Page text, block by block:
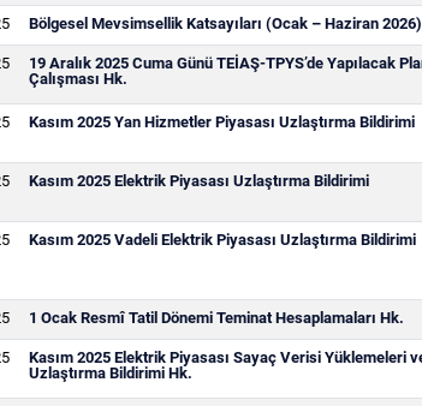
Bölgesel Mevsimsellik Katsayıları (Ocak – Haziran 2026)
19 Aralık 2025 Cuma Günü TEİAŞ-TPYS’de Yapılacak
Çalışması Hk.
Kasım 2025 Yan Hizmetler Piyasası Uzlaştırma Bildirimi
Kasım 2025 Elektrik Piyasası Uzlaştırma Bildirimi
Kasım 2025 Vadeli Elektrik Piyasası Uzlaştırma Bildirimi
1 Ocak Resmî Tatil Dönemi Teminat Hesaplamaları Hk.
Kasım 2025 Elektrik Piyasası Sayaç Verisi Yüklemeleri
Uzlaştırma Bildirimi Hk.